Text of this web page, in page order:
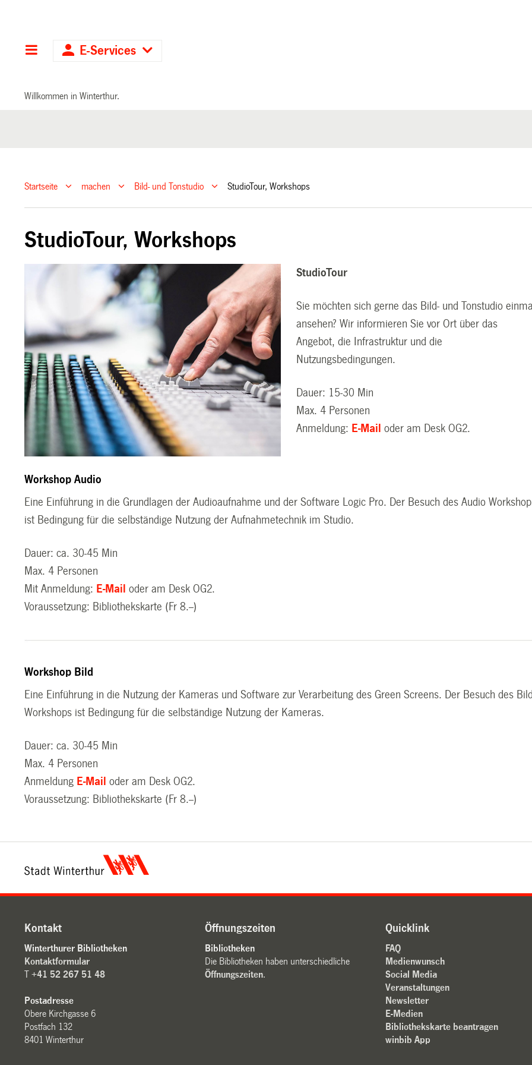
Hauptnavigation
E-Services
Willkommen in Winterthur.
Startseite machen Bild- und Tonstudio StudioTour, Workshops
StudioTour, Workshops
StudioTour
Sie möchten sich gerne das Bild- und Tonstudio
ansehen? Wir informieren Sie vor Ort über das
Angebot, die Infrastruktur und die
Nutzungsbedingungen.
Dauer: 15-30 Min
Max. 4 Personen
Anmeldung: E-Mail oder am Desk OG2.
Workshop Audio
Eine Einführung in die Grundlagen der Audioaufnahme und der Software Logic Pro. Der Besuch des Audio
ist Bedingung für die selbständige Nutzung der Aufnahmetechnik im Studio.
Dauer: ca. 30-45 Min
Max. 4 Personen
Mit Anmeldung: E-Mail oder am Desk OG2.
Voraussetzung: Bibliothekskarte (Fr 8.--)
Workshop Bild
Eine Einführung in die Nutzung der Kameras und Software zur Verarbeitung des Green Screens. Der Besuch des
Workshops ist Bedingung für die selbständige Nutzung der Kameras.
Dauer: ca. 30-45 Min
Max. 4 Personen
Anmeldung E-Mail oder am Desk OG2.
Voraussetzung: Bibliothekskarte (Fr 8.--)
Kontakt
Winterthurer Bibliotheken
Kontaktformular
T+41 52 267 51 48
Postadresse
Obere Kirchgasse 6
Postfach 132
8401 Winterthur
Öffnungszeiten
Bibliotheken
Die Bibliotheken haben unterschiedliche
Öffnungszeiten.
Quicklink
FAQ
Medienwunsch
Social Media
Veranstaltungen
Newsletter
E-Medien
Bibliothekskarte beantragen
winbib App